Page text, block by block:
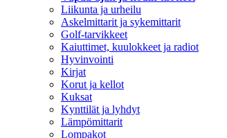
Liikunta ja urheilu
Askelmittarit ja sykemittarit
Golf-tarvikkeet
Kaiuttimet, kuulokkeet ja radiot
Hyvinvointi
Kirjat
Korut ja kellot
Kuksat
Kynttilät ja lyhdyt
Lämpömittarit
Lompakot